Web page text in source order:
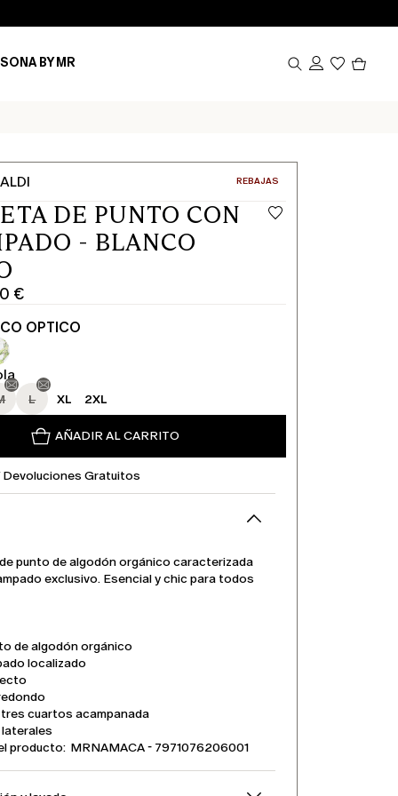
BY MR
CATEGORÍA:
REBAJAS
DE PUNTO CON
- BLANCO
€
OPTICO
L XL 2XL
AÑADIR AL CARRITO
Devoluciones Gratuitos
punto de algodón orgánico caracterizada
exclusivo. Esencial y chic para todos
de algodón orgánico
localizado
cuartos acampanada
producto: MRNAMACA - 7971076206001